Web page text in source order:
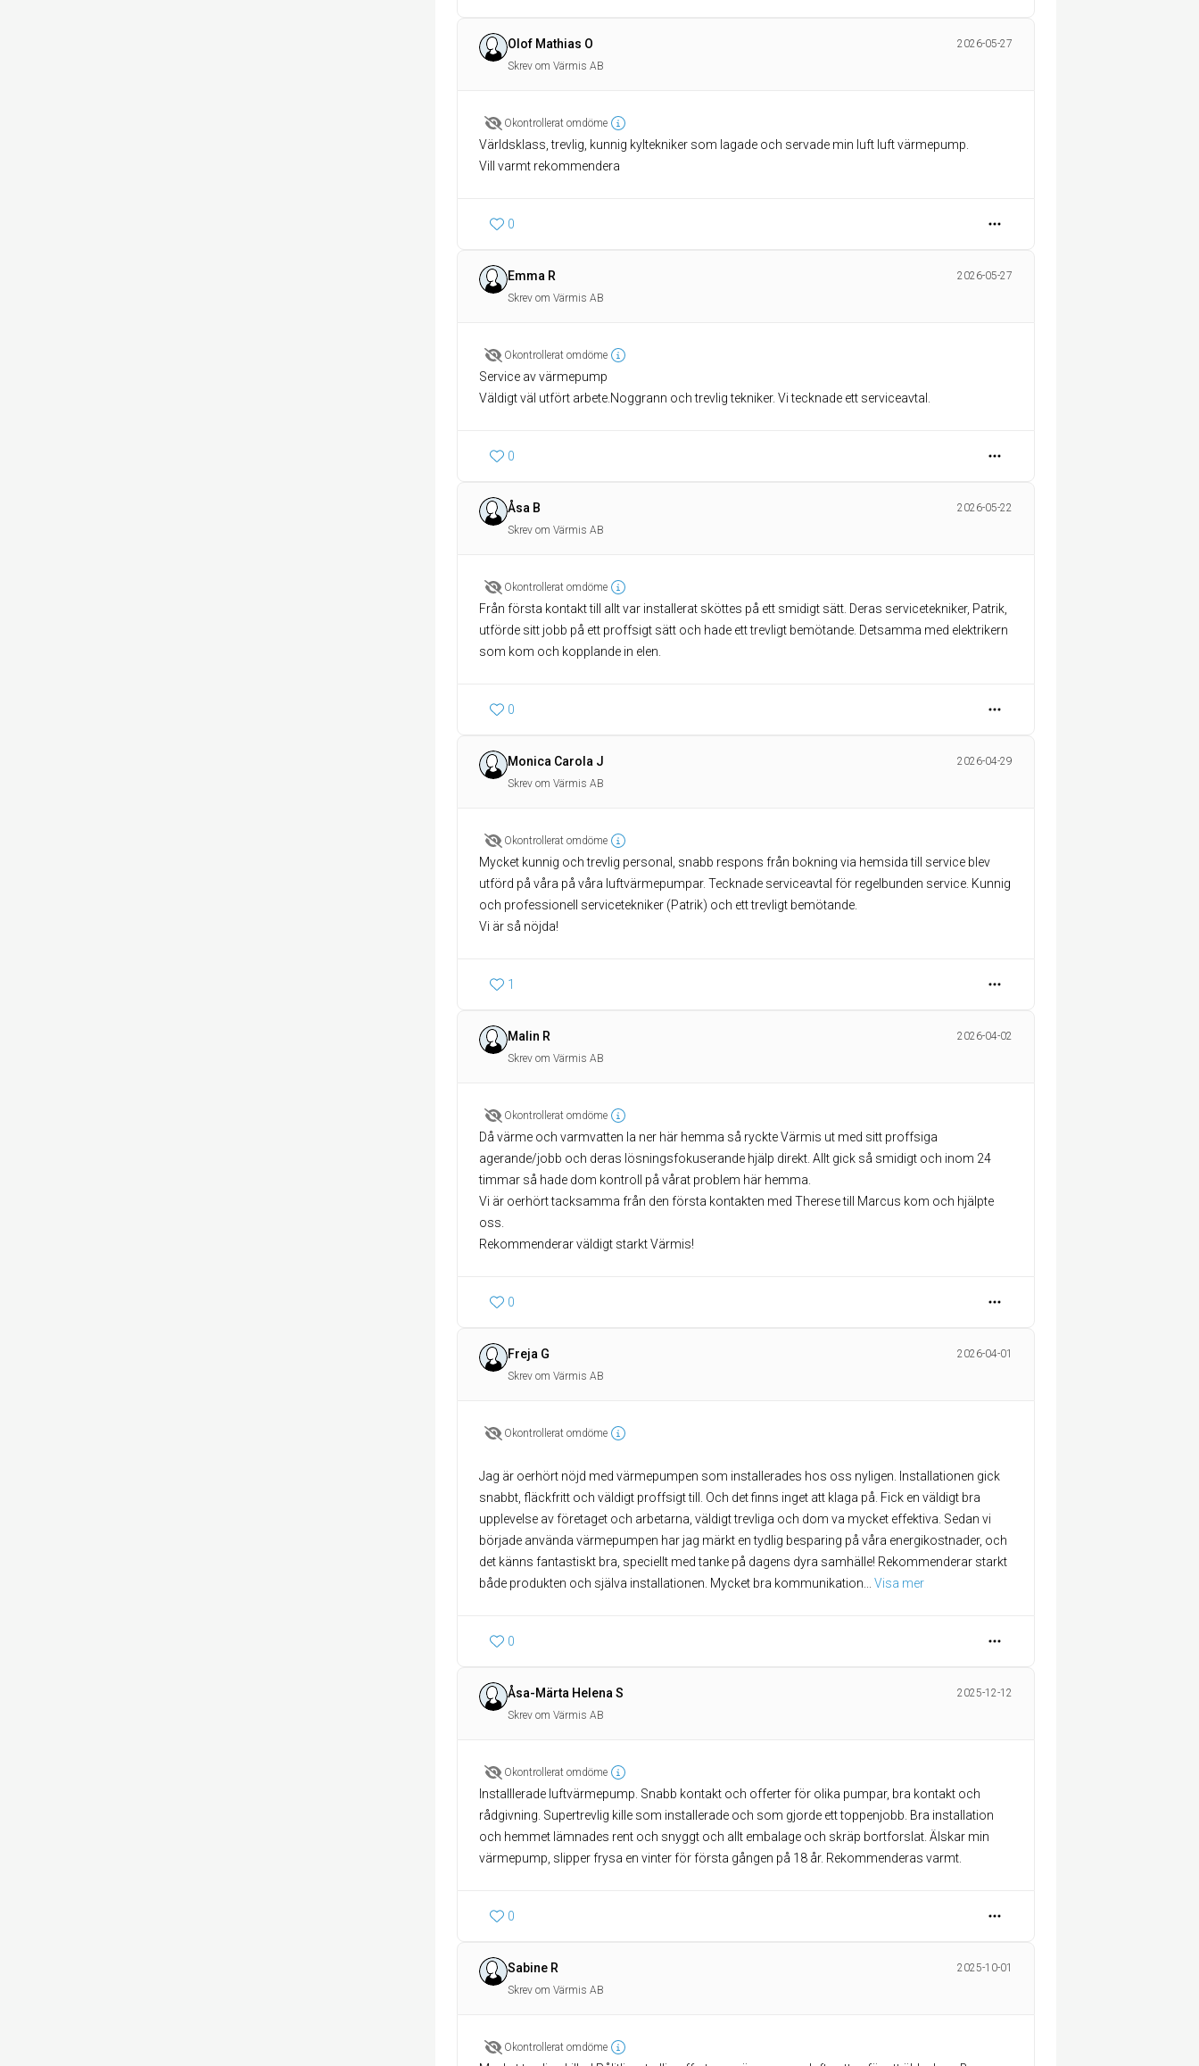
Olof Mathias O
2026-05-27
Skrev om Värmis AB
Okontrollerat omdöme
Världsklass, trevlig, kunnig kyltekniker som lagade och servade min luft luft värmepump.
Vill varmt rekommendera
0
Emma R
2026-05-27
Skrev om Värmis AB
Okontrollerat omdöme
Service av värmepump
Väldigt väl utfört arbete.Noggrann och trevlig tekniker. Vi tecknade ett serviceavtal.
0
Åsa B
2026-05-22
Skrev om Värmis AB
Okontrollerat omdöme
Från första kontakt till allt var installerat sköttes på ett smidigt sätt. Deras servicetekniker, Patrik,
utförde sitt jobb på ett proffsigt sätt och hade ett trevligt bemötande. Detsamma med elektrikern
som kom och kopplande in elen.
0
Monica Carola J
2026-04-29
Skrev om Värmis AB
Okontrollerat omdöme
Mycket kunnig och trevlig personal, snabb respons från bokning via hemsida till service blev
utförd på våra på våra luftvärmepumpar. Tecknade serviceavtal för regelbunden service. Kunnig
och professionell servicetekniker (Patrik) och ett trevligt bemötande.
Vi är så nöjda!
1
Malin R
2026-04-02
Skrev om Värmis AB
Okontrollerat omdöme
Då värme och varmvatten la ner här hemma så ryckte Värmis ut med sitt proffsiga
agerande/jobb och deras lösningsfokuserande hjälp direkt. Allt gick så smidigt och inom 24
timmar så hade dom kontroll på vårat problem här hemma.
Vi är oerhört tacksamma från den första kontakten med Therese till Marcus kom och hjälpte
oss.
Rekommenderar väldigt starkt Värmis!
0
Freja G
2026-04-01
Skrev om Värmis AB
Okontrollerat omdöme
Jag är oerhört nöjd med värmepumpen som installerades hos oss nyligen. Installationen gick
snabbt, fläckfritt och väldigt proffsigt till. Och det finns inget att klaga på. Fick en väldigt bra
upplevelse av företaget och arbetarna, väldigt trevliga och dom va mycket effektiva. Sedan vi
började använda värmepumpen har jag märkt en tydlig besparing på våra energikostnader, och
det känns fantastiskt bra, speciellt med tanke på dagens dyra samhälle! Rekommenderar starkt
både produkten och själva installationen. Mycket bra kommunikation
Visa mer
0
Åsa-Märta Helena S
2025-12-12
Skrev om Värmis AB
Okontrollerat omdöme
Installlerade luftvärmepump. Snabb kontakt och offerter för olika pumpar, bra kontakt och
rådgivning. Supertrevlig kille som installerade och som gjorde ett toppenjobb. Bra installation
och hemmet lämnades rent och snyggt och allt embalage och skräp bortforslat. Älskar min
värmepump, slipper frysa en vinter för första gången på 18 år. Rekommenderas varmt.
0
Sabine R
2025-10-01
Skrev om Värmis AB
Okontrollerat omdöme